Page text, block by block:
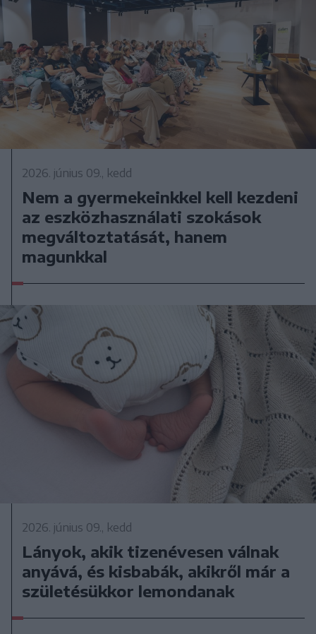
2026. június 09., kedd
Nem a gyermekeinkkel kell kezdeni
az eszközhasználati szokások
megváltoztatását, hanem
magunkkal
2026. június 09., kedd
Lányok, akik tizenévesen válnak
anyává, és kisbabák, akikről már a
születésükkor lemondanak